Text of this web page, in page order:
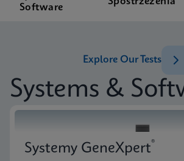
Software
Systems &
Explore Our Tests
Systemy GeneXpert®